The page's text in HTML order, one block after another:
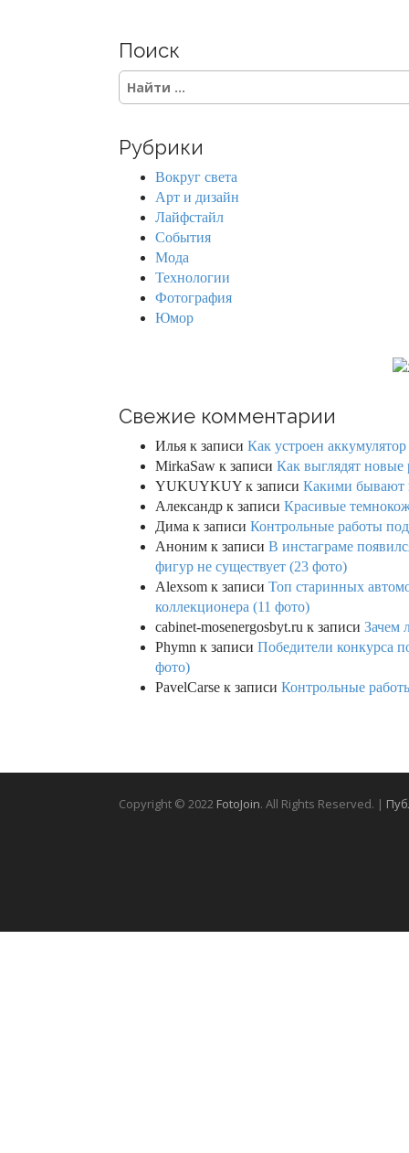
Поиск
S
e
c
Рубрики
Вокруг света
Арт и дизайн
Лайфстайл
События
Мода
Технологии
Фотография
Юмор
Свежие комментарии
Илья к записи Как устроен
MirkaSaw к записи Как выглядят новые
YUKUYKUY к записи Какими бывают
Александр к записи Красивые
Дима к записи Контрольные работы
Аноним к записи В инстаграме
фигур не существует (23 фото)
Alexsom к записи Топ старинных
коллекционера (11 фото)
cabinet-mosenergosbyt.ru к записи Зачем
Phymn к записи Победители конкурса
фото)
PavelCarse к записи Контрольные
Copyright © 2022 FotoJoin. All Rights Reserved. |